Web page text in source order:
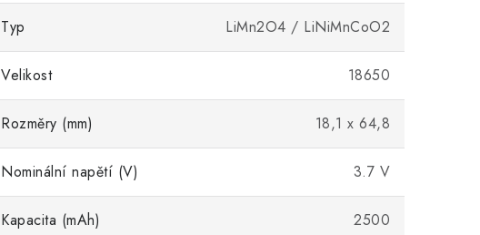
Typ LiMn2O4 / LiNiMnCoO2
Velikost 18650
Rozměry (mm) 18,1 x 64,8
Nominální napětí (V) 3.7 V
Kapacita (mAh) 2500